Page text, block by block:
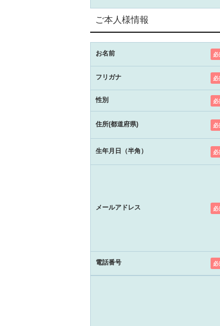
ご本人様情報
お名前 必
フリガナ 必
性別 必
住所(都道府県) 必
生年月日（半角） 必
メールアドレス 必
電話番号 必